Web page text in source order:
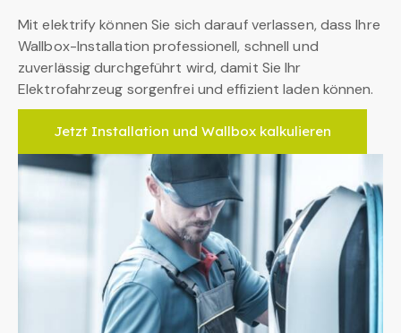
Mit elektrify können Sie sich darauf verlassen, dass Ihre
Wallbox-Installation professionell, schnell und
zuverlässig durchgeführt wird, damit Sie Ihr
Elektrofahrzeug sorgenfrei und effizient laden können.
Jetzt Installation und Wallbox kalkulieren